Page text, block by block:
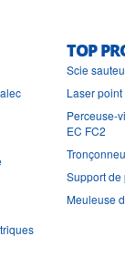
TOP
Scie
Laser
Perceuse-
EC FC2
Support de
Meuleuse